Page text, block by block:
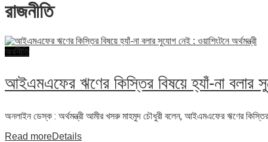
রাজনীতি
অর্থনীতি
আইএমএফের ঋণের কিস্তির বিষয়ে হ্যাঁ-না বলার
অনলাইন ডেস্ক : অর্থমন্ত্রী আমীর খসরু মাহমুদ চৌধুরী বলেন, আইএমএফের ঋণের
Read moreDetails